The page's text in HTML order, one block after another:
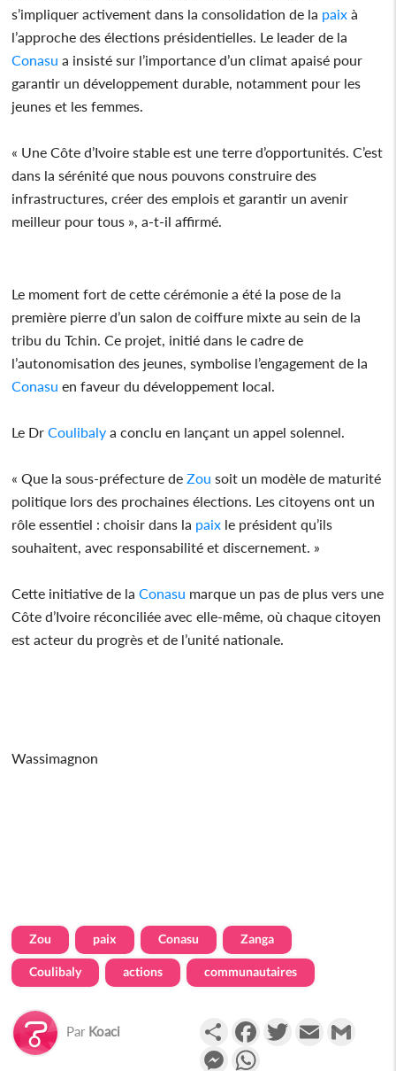
s’impliquer activement dans la consolidation de la paix à
l’approche des élections présidentielles. Le leader de la
Conasu a insisté sur l’importance d’un climat apaisé pour
garantir un développement durable, notamment pour les
jeunes et les femmes.
« Une Côte d’Ivoire stable est une terre d’opportunités. C’est
dans la sérénité que nous pouvons construire des
infrastructures, créer des emplois et garantir un avenir
meilleur pour tous », a-t-il affirmé.
Le moment fort de cette cérémonie a été la pose de la
première pierre d’un salon de coiffure mixte au sein de la
tribu du Tchin. Ce projet, initié dans le cadre de
l’autonomisation des jeunes, symbolise l’engagement de la
Conasu en faveur du développement local.
Le Dr Coulibaly a conclu en lançant un appel solennel.
« Que la sous-préfecture deZou soit un modèle de maturité
politique lors des prochaines élections. Les citoyens ont un
rôle essentiel : choisir dans la paix le président qu’ils
souhaitent, avec responsabilité et discernement. »
Cette initiative de la Conasu marque un pas de plus vers une
Côte d’Ivoire réconciliée avec elle-même, où chaque citoyen
est acteur du progrès et de l’unité nationale.
Wassimagnon
Zou paix Conasu Zanga
Coulibaly actions communautaires
Par Koaci PartagerFacebookTwitterEmail
Messenger